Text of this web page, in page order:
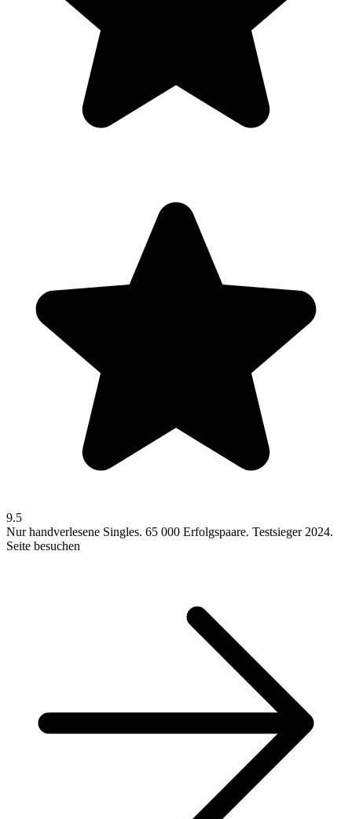
9.5
Nur handverlesene Singles. 65 000 Erfolgspaare. Testsieger 2024.
Seite besuchen